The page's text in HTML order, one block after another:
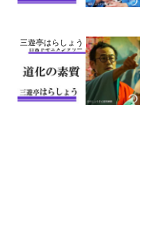
三遊亭はらしょう